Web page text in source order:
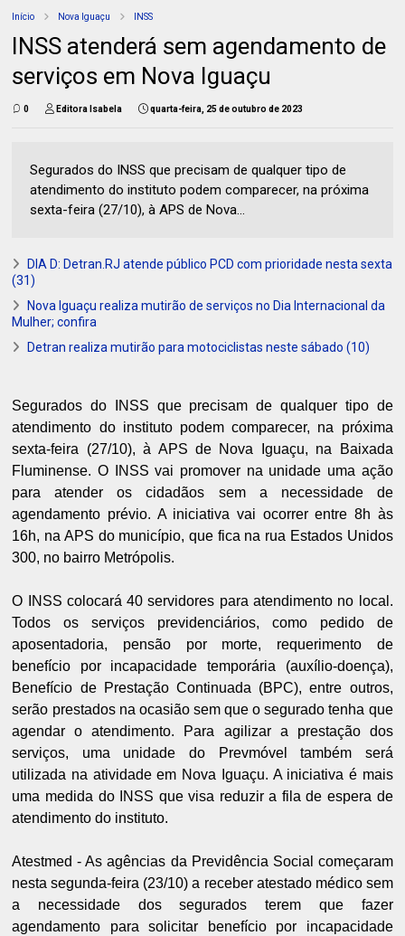
Início Nova Iguaçu INSS
INSS atenderá sem agendamento de
serviços em Nova Iguaçu
0 Editora Isabela quarta-feira, 25 de outubro de 2023
Segurados do INSS que precisam de qualquer tipo de
atendimento do instituto podem comparecer, na próxima
sexta-feira (27/10), à APS de Nova...
DIA D: Detran.RJ atende público PCD com prioridade nesta sexta
(31)
Nova Iguaçu realiza mutirão de serviços no Dia Internacional da
Mulher; confira
Detran realiza mutirão para motociclistas neste sábado (10)
Segurados do INSS que precisam de qualquer tipo de
atendimento do instituto podem comparecer, na próxima
sexta-feira (27/10), à APS de Nova Iguaçu, na Baixada
Fluminense. O INSS vai promover na unidade uma ação
para atender os cidadãos sem a necessidade de
agendamento prévio. A iniciativa vai ocorrer entre 8h às
16h, na APS do município, que fica na rua Estados Unidos
300, no bairro Metrópolis.
O INSS colocará 40 servidores para atendimento no local.
Todos os serviços previdenciários, como pedido de
aposentadoria, pensão por morte, requerimento de
benefício por incapacidade temporária (auxílio-doença),
Benefício de Prestação Continuada (BPC), entre outros,
serão prestados na ocasião sem que o segurado tenha que
agendar o atendimento. Para agilizar a prestação dos
serviços, uma unidade do Prevmóvel também será
utilizada na atividade em Nova Iguaçu. A iniciativa é mais
uma medida do INSS que visa reduzir a fila de espera de
atendimento do instituto.
Atestmed - As agências da Previdência Social começaram
nesta segunda-feira (23/10) a receber atestado médico sem
a necessidade dos segurados terem que fazer
agendamento para solicitar benefício por incapacidade